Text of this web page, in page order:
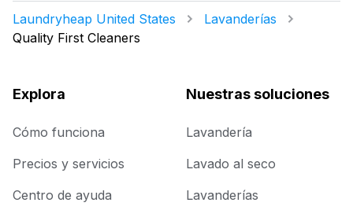
Laundryheap United States
Lavanderías
Quality First Cleaners
Explora
Cómo funciona
Precios y servicios
Centro de ayuda
Nuestras soluciones
Lavandería
Lavado al seco
Lavanderías